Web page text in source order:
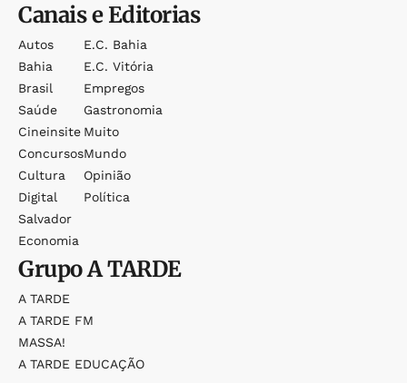
Canais e Editorias
Autos
Bahia
Brasil
Saúde
Cineinsite
Concursos
Cultura
Digital
Salvador
Economia
E.c. Bahia
E.c. Vitória
Empregos
Gastronomia
Muito
Mundo
Opinião
Política
GrupoA TARDE
A TARDE
A TARDE FM
MASSA!
A TARDE EDUCAÇÃO